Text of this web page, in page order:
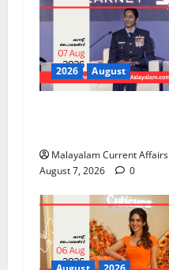
2026 August
Malayalam Current Affairs
August 7, 2026
0